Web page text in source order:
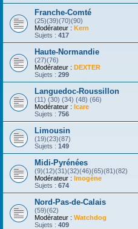
Franche-Comté
(25)(39)(70)(90)
Modérateur : Kern
Sujets : 417
Haute-Normandie
(27)(76)
Modérateur : DEXTER
Sujets : 299
Languedoc-Roussillon
(11) (30) (34) (48) (66)
Modérateur : Icare
Sujets : 756
Limousin
(19)(23)(87)
Sujets : 149
Midi-Pyrénées
(9)(12)(31)(32)(46)(65)(81)(82)
Modérateur : Imogène
Sujets : 674
Nord-Pas-de-Calais
(59)(62)
Modérateur : Watchdog
Sujets : 409